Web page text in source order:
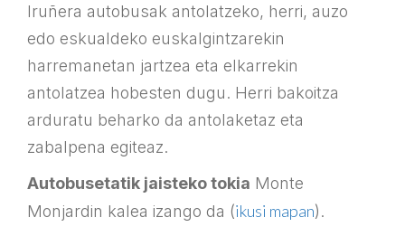
Iruñera autobusak antolatzeko, herri, auzo
edo eskualdeko euskalgintzarekin
harremanetan jartzea eta elkarrekin
antolatzea hobesten dugu. Herri bakoitza
arduratu beharko da antolaketaz eta
zabalpena egiteaz.
Autobusetatik jaisteko tokia Monte
Monjardin kalea izango da (ikusi mapan).